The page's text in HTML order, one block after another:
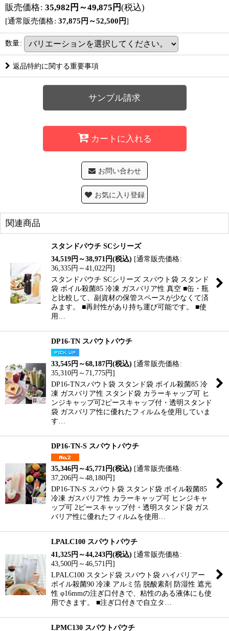
販売価格: 35,982 円 ～49,875 円(税込)
[通常販売価格: 37,875 円 ～52,500 円]
数量:
返品特約に関する重要事項
サンプル請求
カートに入れる
お問い合わせ
お気に入り登録
関連商品
スタンドパウチ SCシリーズ
34,519円 ～38,971 円(税込) [通常販売価格:
36,335円 ～41,022円]
スタンドパウチ SCシリーズ スパウト袋 スタンド
袋 ボイル殺菌85 冷凍 ガスバリア性 真空 ■缶・瓶
と比較して、副資材の保管スペースが少なくて済
みます。 ■再封性があり持ち運び可能です。 ■使
用…
DP16-TN スパウトパウチ
33,545円 ～68,187円(税込) [通常販売価格:
35,310円 ～71,775円]
DP16-TNスパウト袋 スタンド袋 ボイル殺菌85 冷
凍 ガスバリア性 スタンド袋 カラーキャップ可 ヒ
ンジキャップ可2ピースキャップ付・透明スタンド
袋 ガスバリア性に優れたフィルムを使用していま
す…
DP16-TN-S スパウトパウチ
35,346円 ～45,771円(税込) [通常販売価格:
37,206円 ～48,180円]
DP16-TN-S スパウト袋 スタンド袋 ボイル殺菌85
冷凍 ガスバリア性 カラーキャップ可 ヒンジキャ
ップ可 2ピースキャップ付・透明スタンド袋 ガス
バリア性に優れたフィルムを使用…
LPALC100 スパウトパウチ
41,325円 ～44,243円(税込) [通常販売価格:
43,500円 ～46,571円]
LPALC100 スタンド袋 スパウト袋 ハイバリアー
ボイル殺菌90 冷凍 アルミ箔 脱酸素剤 防湿性 遮光
性 φ16mmの注ぎ口付きで、粘性のある液体にも使
用できます。 ■注ぎ口付きで自立タ…
LPMC130 スパウトパウチ